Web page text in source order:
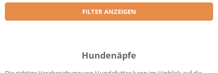
FILTER ANZEIGEN
Hundenäpfe